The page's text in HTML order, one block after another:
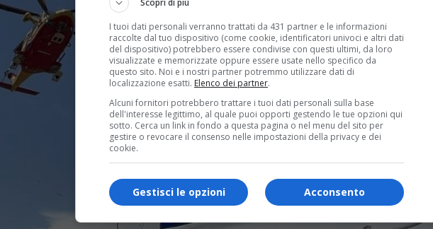
I tuoi dati personali verranno trattati da 431 partner e le informazioni
raccolte dal tuo dispositivo (come cookie, identificatori univoci e altri dati
del dispositivo) potrebbero essere condivise con questi ultimi, da loro
visualizzate e memorizzate oppure essere usate nello specifico da
questo sito. Noi e i nostri partner potremmo utilizzare dati di
localizzazione esatti. Elenco dei partner.
Alcuni fornitori potrebbero trattare i tuoi dati personali sulla base
dell'interesse legittimo, al quale puoi opporti gestendo le tue opzioni qui
sotto. Cerca un link in fondo a questa pagina o nel menu del sito per
gestire o revocare il consenso nelle impostazioni della privacy e dei
cookie.
Acconsento
Gestisci le opzioni